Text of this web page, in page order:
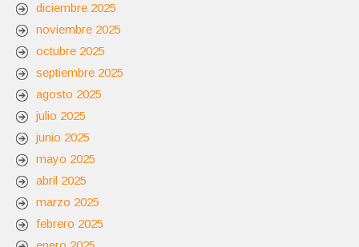
diciembre 2025
noviembre 2025
octubre 2025
septiembre 2025
agosto 2025
julio 2025
junio 2025
mayo 2025
abril 2025
marzo 2025
febrero 2025